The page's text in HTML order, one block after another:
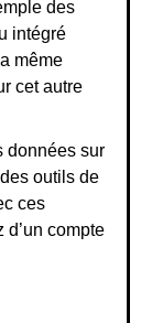
des
intégré
même
cet autre
données sur
outils de
ces
compte